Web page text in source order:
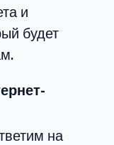
и
будет
на